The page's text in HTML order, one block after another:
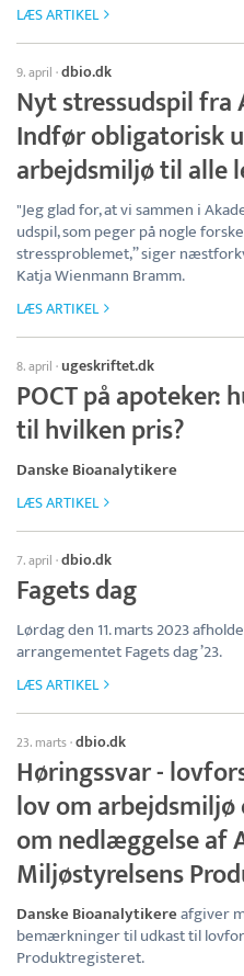
LÆS ARTIKEL
9. april ·dbio.dk
Nyt stressudspil fra
Indfør obligatorisk
arbejdsmiljø til alle
"Jeg glad for, at vi sammen i
udspil, som peger på nogle
stressproblemet,” siger
Katja Wienmann Bramm.
LÆS ARTIKEL
8. april · ugeskriftet.dk
POCT på apoteker:
til hvilken pris?
Danske Bioanalytikere
LÆS ARTIKEL
7. april ·dbio.dk
Fagets dag
Lørdag den 11. marts 2023
arrangementet Fagets dag ’23.
LÆS ARTIKEL
23. marts·dbio.dk
Høringssvar -
lov om
om nedlæggelse af
Miljøstyrelsens
Danske Bioanalytikereafgiver
bemærkninger til udkast til
Produktregisteret.